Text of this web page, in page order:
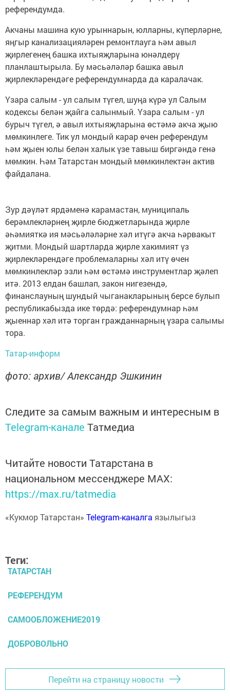
референдумда.
Акчаны машина кую урыннарын, юлларны, күперләрне,
яңгыр канализацияләрен ремонтлауга һәм авыл
җирлегенең башка ихтыяҗларына юнәлдерү
планлаштырыла. Бу мәсьәләләр башка авыл
җирлекләрендәге референдумнарда да каралачак.
Үзара салым - ул салым түгел, шуңа күрә ул Салым
кодексы белән җайга салынмый. Үзара салым - ул
бурыч түгел, ә авыл ихтыяҗларына өстәмә акча җыю
мөмкинлеге. Тик ул мондый карар өчен референдум
һәм җыен юлы белән халык үзе тавыш биргәндә генә
мөмкин. Һәм Татарстан мондый мөмкинлектән актив
файдалана.
Зур дәүләт ярдәменә карамастан, муниципаль
берәмлекләрнең җирле бюджетларында җирле
әһәмияткә ия мәсьәләләрне хәл итүгә акча һәрвакыт
җитми. Мондый шартларда җирле хакимият үз
җирлекләрендәге проблемаларны хәл итү өчен
мөмкинлекләр эзли һәм өстәмә инструментлар җәлеп
итә. 2013 елдан башлап, закон нигезендә,
финанслауның шундый чыганакларының берсе булып
республикабызда ике төрдә: референдумнар һәм
җыеннар хәл итә торган гражданнарның үзара салымы
тора.
Татар-информ
фото: архив/ Александр Эшкинин
Следите за самым важным и интересным в
Telegram-канале Татмедиа
Читайте новости Татарстана в
национальном мессенджере MАХ:
https://max.ru/tatmedia
«Кукмор Татарстан» Telegram-каналга язылыгыз
Теги:
ТАТАРСТАН
РЕФЕРЕНДУМ
САМООБЛОЖЕНИЕ2019
ДОБРОВОЛЬНО
Перейти на страницу новости